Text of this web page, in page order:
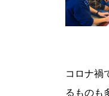
コロナ禍
るものも